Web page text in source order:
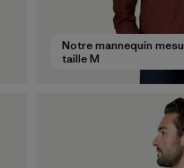
Notre mannequin
taille M